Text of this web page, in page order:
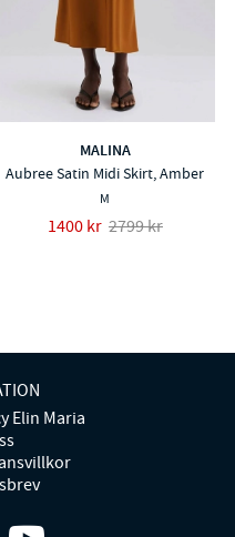
MALINA
Aubree Satin Midi Skirt, Amber
M
1400 kr 2799 kr
Elin Maria